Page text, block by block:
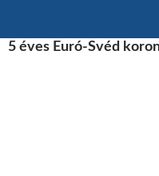
A
5 éves Euró-Svéd